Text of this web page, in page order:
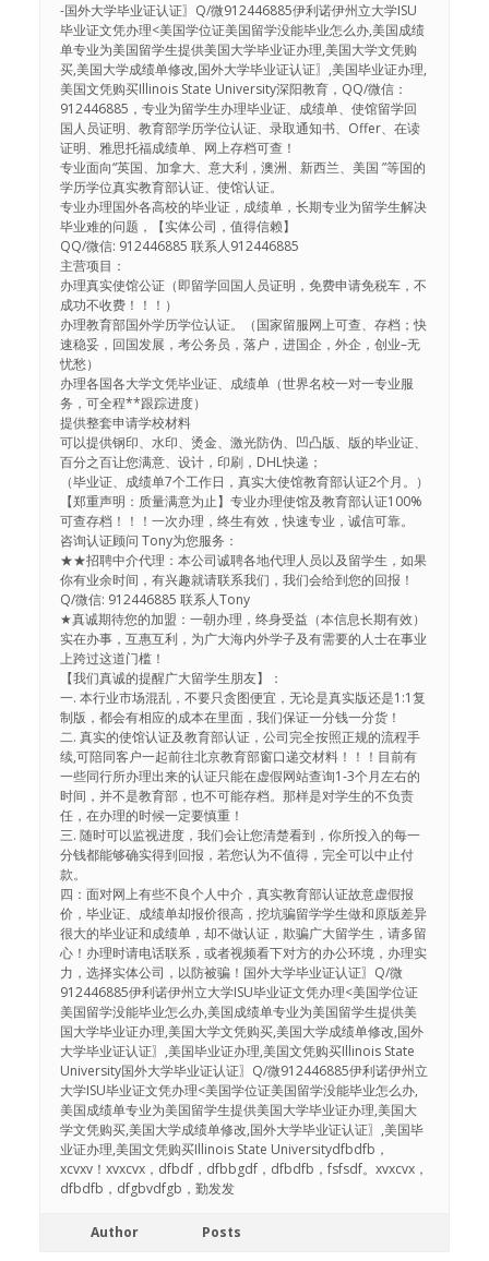
-国外大学毕业证认证〗Q/微912446885伊利诺伊州立大学ISU
毕业证文凭办理<美国学位证美国留学没能毕业怎么办,美国成绩
单专业为美国留学生提供美国大学毕业证办理,美国大学文凭购
买,美国大学成绩单修改,国外大学毕业证认证〗,美国毕业证办理,
美国文凭购买Illinois State University深阳教育，QQ/微信：
912446885，专业为留学生办理毕业证、成绩单、使馆留学回
国人员证明、教育部学历学位认证、录取通知书、Offer、在读
证明、雅思托福成绩单、网上存档可查！
专业面向“英国、加拿大、意大利，澳洲、新西兰、美国 ”等国的
学历学位真实教育部认证、使馆认证。
专业办理国外各高校的毕业证，成绩单，长期专业为留学生解决
毕业难的问题，【实体公司，值得信赖】
QQ/微信: 912446885 联系人912446885
主营项目：
办理真实使馆公证（即留学回国人员证明，免费申请免税车，不
成功不收费！！！）
办理教育部国外学历学位认证。（国家留服网上可查、存档；快
速稳妥，回国发展，考公务员，落户，进国企，外企，创业–无
忧愁）
办理各国各大学文凭毕业证、成绩单（世界名校一对一专业服
务，可全程**跟踪进度）
提供整套申请学校材料
可以提供钢印、水印、烫金、激光防伪、凹凸版、版的毕业证、
百分之百让您满意、设计，印刷，DHL快递；
（毕业证、成绩单7个工作日，真实大使馆教育部认证2个月。）
【郑重声明：质量满意为止】专业办理使馆及教育部认证100%
可查存档！！！一次办理，终生有效，快速专业，诚信可靠。
咨询认证顾问 Tony为您服务：
★★招聘中介代理：本公司诚聘各地代理人员以及留学生，如果
你有业余时间，有兴趣就请联系我们，我们会给到您的回报！
Q/微信: 912446885 联系人Tony
★真诚期待您的加盟：一朝办理，终身受益（本信息长期有效）
实在办事，互惠互利，为广大海内外学子及有需要的人士在事业
上跨过这道门槛！
【我们真诚的提醒广大留学生朋友】：
一. 本行业市场混乱，不要只贪图便宜，无论是真实版还是1:1复
制版，都会有相应的成本在里面，我们保证一分钱一分货！
二. 真实的使馆认证及教育部认证，公司完全按照正规的流程手
续,可陪同客户一起前往北京教育部窗口递交材料！！！目前有
一些同行所办理出来的认证只能在虚假网站查询1-3个月左右的
时间，并不是教育部，也不可能存档。那样是对学生的不负责
任，在办理的时候一定要慎重！
三. 随时可以监视进度，我们会让您清楚看到，你所投入的每一
分钱都能够确实得到回报，若您认为不值得，完全可以中止付
款。
四：面对网上有些不良个人中介，真实教育部认证故意虚假报
价，毕业证、成绩单却报价很高，挖坑骗留学学生做和原版差异
很大的毕业证和成绩单，却不做认证，欺骗广大留学生，请多留
心！办理时请电话联系，或者视频看下对方的办公环境，办理实
力，选择实体公司，以防被骗！国外大学毕业证认证〗Q/微
912446885伊利诺伊州立大学ISU毕业证文凭办理<美国学位证
美国留学没能毕业怎么办,美国成绩单专业为美国留学生提供美
国大学毕业证办理,美国大学文凭购买,美国大学成绩单修改,国外
大学毕业证认证〗,美国毕业证办理,美国文凭购买Illinois State
University国外大学毕业证认证〗Q/微912446885伊利诺伊州立
大学ISU毕业证文凭办理<美国学位证美国留学没能毕业怎么办,
美国成绩单专业为美国留学生提供美国大学毕业证办理,美国大
学文凭购买,美国大学成绩单修改,国外大学毕业证认证〗,美国毕
业证办理,美国文凭购买Illinois State Universitydfbdfb，
xcvxv！xvxcvx，dfbdf，dfbbgdf，dfbdfb，fsfsdf。xvxcvx，
dfbdfb，dfgbvdfgb，勤发发
Author Posts